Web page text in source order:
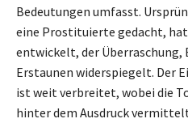
Bedeutungen umfasst.
eine Prostituierte gedacht, hat
entwickelt, der Überraschung,
Erstaunen widerspiegelt. Der
ist weit verbreitet, wobei die
hinter dem Ausdruck